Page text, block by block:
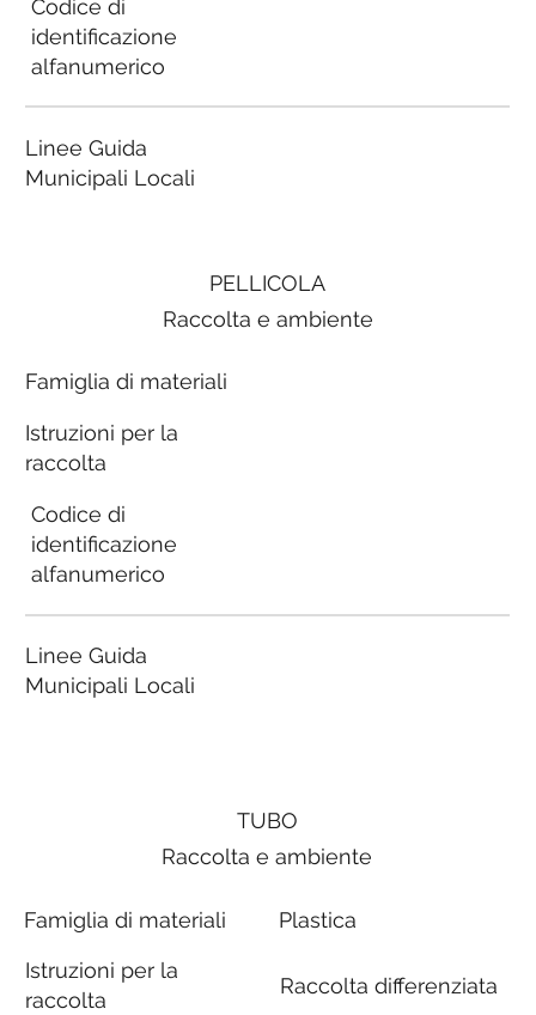
PELLICOLA
Raccolta e ambiente
Famiglia di materiali
Istruzioni per la
raccolta
Codice di
identificazione
alfanumerico
Linee Guida
Municipali Locali
Codice di
identificazione
alfanumerico
Linee Guida
Municipali Locali
TUBO
Raccolta e ambiente
Famiglia di materiali
Istruzioni per la
raccolta
Plastica
Raccolta differenziata